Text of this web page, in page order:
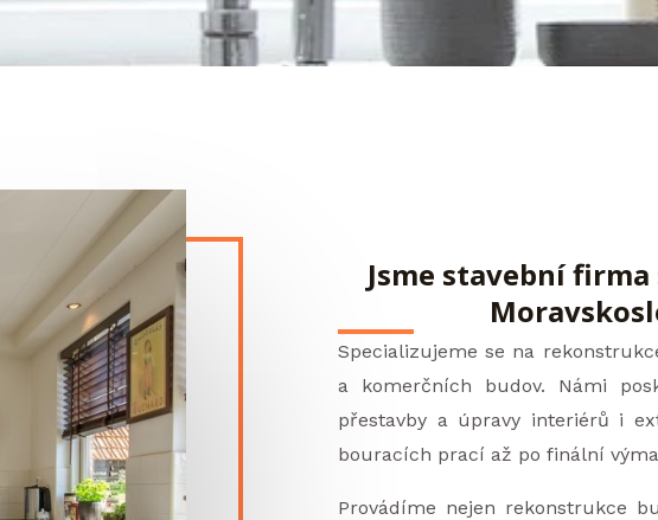
Jsme stavební
Specializujeme se na
a komerčních budov. Námi
přestavby a úpravy interiérů i
bouracích prací až pofinální
Provádíme nejen rekonstrukce